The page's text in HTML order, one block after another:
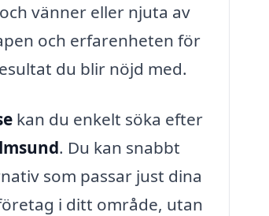
vänner eller njuta av
och erfarenheten för
du blir nöjd med.
kan du enkelt söka efter
. Du kan snabbt
som passar just dina
i ditt område, utan